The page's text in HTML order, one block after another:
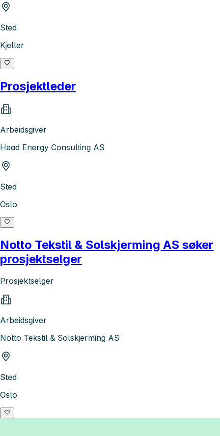
Sted
Kjeller
Prosjektleder
Arbeidsgiver
Head Energy Consulting AS
Sted
Oslo
Notto Tekstil & Solskjerming AS søker
prosjektselger
Prosjektselger
Arbeidsgiver
Notto Tekstil & Solskjerming AS
Sted
Oslo